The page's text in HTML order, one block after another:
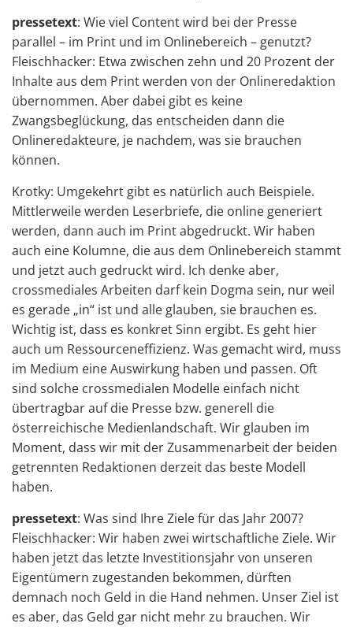
pressetext: Wie viel Content wird bei der Presse
parallel – im Print und im Onlinebereich – genutzt?
Fleischhacker: Etwa zwischen zehn und 20 Prozent der
Inhalte aus dem Print werden von der Onlineredaktion
übernommen. Aber dabei gibt es keine
Zwangsbeglückung, das entscheiden dann die
Onlineredakteure, je nachdem, was sie brauchen
können.
Krotky: Umgekehrt gibt es natürlich auch Beispiele.
Mittlerweile werden Leserbriefe, die online generiert
werden, dann auch im Print abgedruckt. Wir haben
auch eine Kolumne, die aus dem Onlinebereich stammt
und jetzt auch gedruckt wird. Ich denke aber,
crossmediales Arbeiten darf kein Dogma sein, nur weil
es gerade „in“ ist und alle glauben, sie brauchen es.
Wichtig ist, dass es konkret Sinn ergibt. Es geht hier
auch um Ressourceneffizienz. Was gemacht wird, muss
im Medium eine Auswirkung haben und passen. Oft
sind solche crossmedialen Modelle einfach nicht
übertragbar auf die Presse bzw. generell die
österreichische Medienlandschaft. Wir glauben im
Moment, dass wir mit der Zusammenarbeit der beiden
getrennten Redaktionen derzeit das beste Modell
haben.
pressetext: Was sind Ihre Ziele für das Jahr 2007?
Fleischhacker: Wir haben zwei wirtschaftliche Ziele. Wir
haben jetzt das letzte Investitionsjahr von unseren
Eigentümern zugestanden bekommen, dürften
demnach noch Geld in die Hand nehmen. Unser Ziel ist
es aber, das Geld gar nicht mehr zu brauchen. Wir